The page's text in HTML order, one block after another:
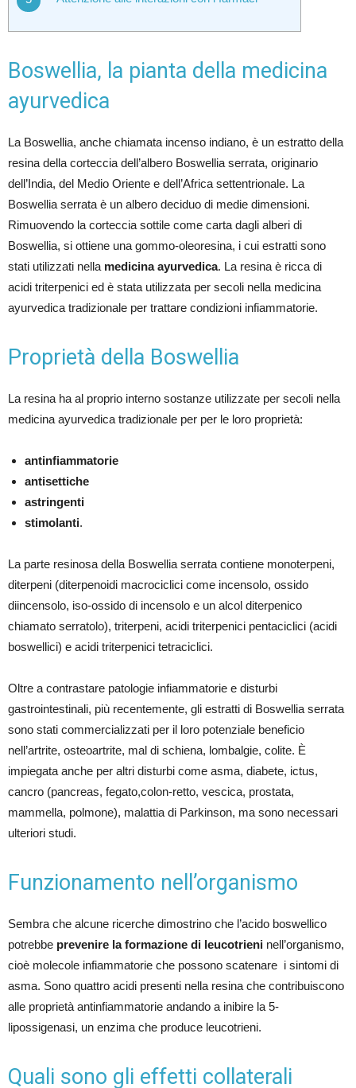
Boswellia, la pianta della medicina
ayurvedica
La Boswellia, anche chiamata incenso indiano, è un estratto della
resina della corteccia dell’albero Boswellia serrata, originario
dell’India, del Medio Oriente e dell’Africa settentrionale. La
Boswellia serrata è un albero deciduo di medie dimensioni.
Rimuovendo la corteccia sottile come carta dagli alberi di
Boswellia, si ottiene una gommo-oleoresina, i cui estratti sono
stati utilizzati nella medicina ayurvedica. La resina è ricca di
acidi triterpenici ed è stata utilizzata per secoli nella medicina
ayurvedica tradizionale per trattare condizioni infiammatorie.
Proprietà della Boswellia
La resina ha al proprio interno sostanze utilizzate per secoli nella
medicina ayurvedica tradizionale per per le loro proprietà:
antinfiammatorie
antisettiche
astringenti
stimolanti.
La parte resinosa della Boswellia serrata contiene monoterpeni,
diterpeni (diterpenoidi macrociclici come incensolo, ossido
diincensolo, iso-ossido di incensolo e un alcol diterpenico
chiamato serratolo), triterpeni, acidi triterpenici pentaciclici (acidi
boswellici) e acidi triterpenici tetraciclici.
Oltre a contrastare patologie infiammatorie e disturbi
gastrointestinali, più recentemente, gli estratti di Boswellia serrata
sono stati commercializzati per il loro potenziale beneficio
nell’artrite, osteoartrite, mal di schiena, lombalgie, colite. È
impiegata anche per altri disturbi come asma, diabete, ictus,
cancro (pancreas, fegato,colon-retto, vescica, prostata,
mammella, polmone), malattia di Parkinson, ma sono necessari
ulteriori studi.
Funzionamento nell’organismo
Sembra che alcune ricerche dimostrino che l’acido boswellico
potrebbe prevenire la formazione di leucotrieni nell’organismo,
cioè molecole infiammatorie che possono scatenare i sintomi di
asma. Sono quattro acidi presenti nella resina che contribuiscono
alle proprietà antinfiammatorie andando a inibire la 5-
lipossigenasi, un enzima che produce leucotrieni.
Quali sono gli effetti collaterali